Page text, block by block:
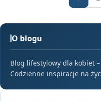
O blogu
Blog lifestylowy dla kobiet
Codzienne inspiracje na